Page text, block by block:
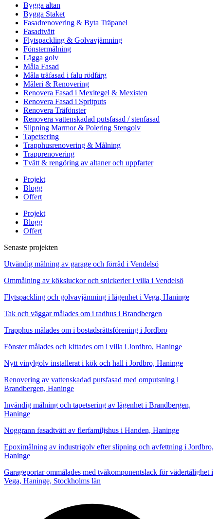
Bygga altan
Bygga Staket
Fasadrenovering & Byta Träpanel
Fasadtvätt
Flytspackling & Golvavjämning
Fönstermålning
Lägga golv
Måla Fasad
Måla träfasad i falu rödfärg
Måleri & Renovering
Renovera Fasad i Mexitegel & Mexisten
Renovera Fasad i Spritputs
Renovera Träfönster
Renovera vattenskadad putsfasad / stenfasad
Slipning Marmor & Polering Stengolv
Tapetsering
Trapphusrenovering & Målning
Trapprenovering
Tvätt & rengöring av altaner och uppfarter
Projekt
Blogg
Offert
Projekt
Blogg
Offert
Senaste projekten
Utvändig målning av garage och förråd i Vendelsö
Ommålning av köksluckor och snickerier i villa i Vendelsö
Flytspackling och golvavjämning i lägenhet i Vega, Haninge
Tak och väggar målades om i radhus i Brandbergen
Trapphus målades om i bostadsrättsförening i Jordbro
Fönster målades och kittades om i villa i Jordbro, Haninge
Nytt vinylgolv installerat i kök och hall i Jordbro, Haninge
Renovering av vattenskadad putsfasad med omputsning i
Brandbergen, Haninge
Invändig målning och tapetsering av lägenhet i Brandbergen,
Haninge
Noggrann fasadtvätt av flerfamiljshus i Handen, Haninge
Epoximålning av industrigolv efter slipning och avfettning i Jordbro,
Haninge
Garageportar ommålades med tvåkomponentslack för vädertålighet i
Vega, Haninge, Stockholms län